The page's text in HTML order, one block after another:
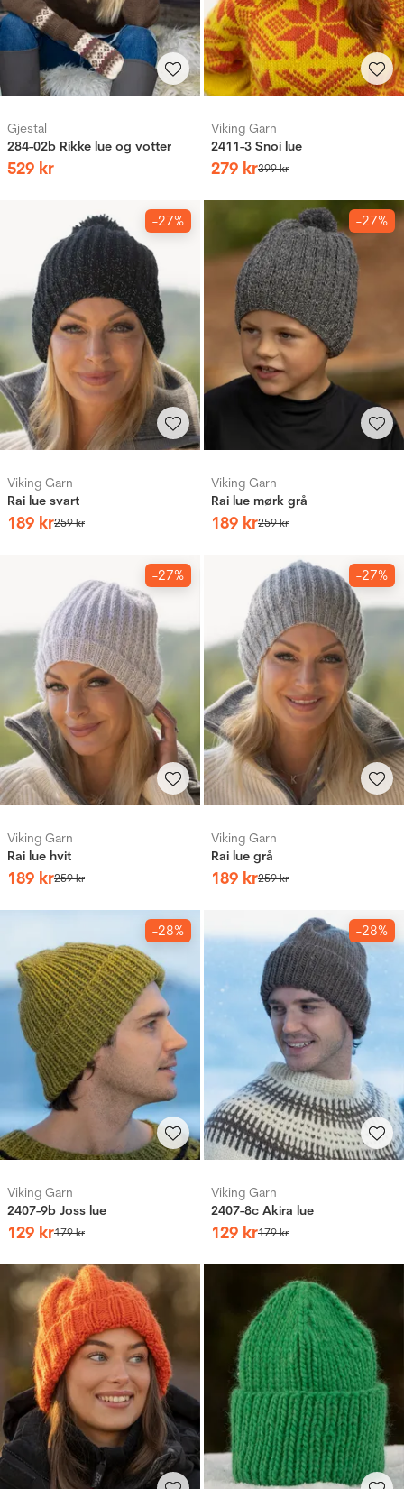
Gjestal
284-02b Rikke lue og votter
529 kr
Viking Garn
2411-3 Snoi lue
279 kr399kr
-27%
Viking Garn
Rai lue svart
189 kr259kr
-27%
Viking Garn
Rai lue mørk grå
189 kr259kr
-27%
Viking Garn
Rai lue hvit
189 kr259kr
-27%
Viking Garn
Rai lue grå
189 kr259kr
-28%
Viking Garn
2407-9b Joss lue
129 kr179kr
-28%
Viking Garn
2407-8c Akira lue
129 kr179kr